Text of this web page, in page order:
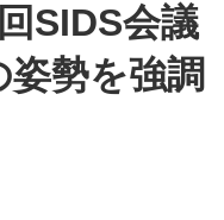
SIDS会議
勢を強調